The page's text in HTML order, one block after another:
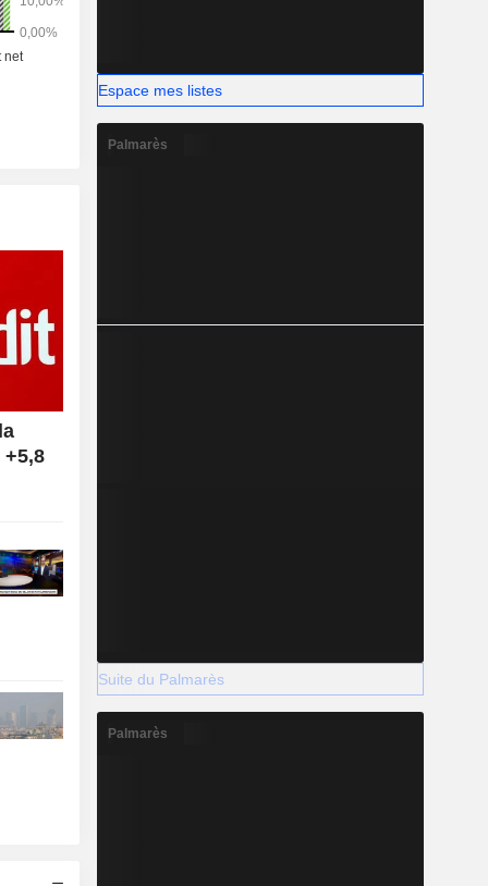
+5,8
Espace mes listes
Palmarès
Suite du Palmarès
Palmarès